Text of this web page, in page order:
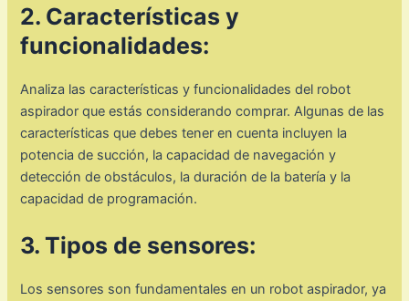
2. Características y
funcionalidades:
Analiza las características y funcionalidades del robot
aspirador que estás considerando comprar. Algunas de las
características que debes tener en cuenta incluyen la
potencia de succión, la capacidad de navegación y
detección de obstáculos, la duración de la batería y la
capacidad de programación.
3. Tipos de sensores:
Los sensores son fundamentales en un robot aspirador, ya